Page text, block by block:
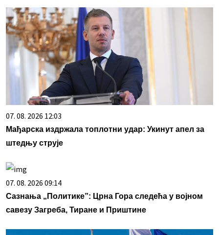
07. 08. 2026 12:03
Мађарска издржала топлотни удар: Укинут апел за
штедњу струје
07. 08. 2026 09:14
Сазнања „Политике”: Црна Гора следећа у војном
савезу Загреба, Тиране и Приштине